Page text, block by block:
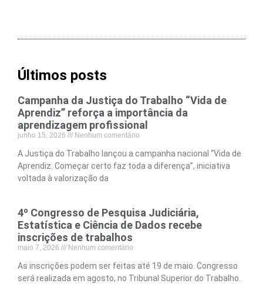
Últimos posts
Campanha da Justiça do Trabalho “Vida de
Aprendiz” reforça a importância da
aprendizagem profissional
junho 15, 2026 Nenhum comentário
A Justiça do Trabalho lançou a campanha nacional “Vida de
Aprendiz: Começar certo faz toda a diferença”, iniciativa
voltada à valorização da
4º Congresso de Pesquisa Judiciária,
Estatística e Ciência de Dados recebe
inscrições de trabalhos
maio 7, 2026 Nenhum comentário
As inscrições podem ser feitas até 19 de maio. Congresso
será realizada em agosto, no Tribunal Superior do Trabalho.